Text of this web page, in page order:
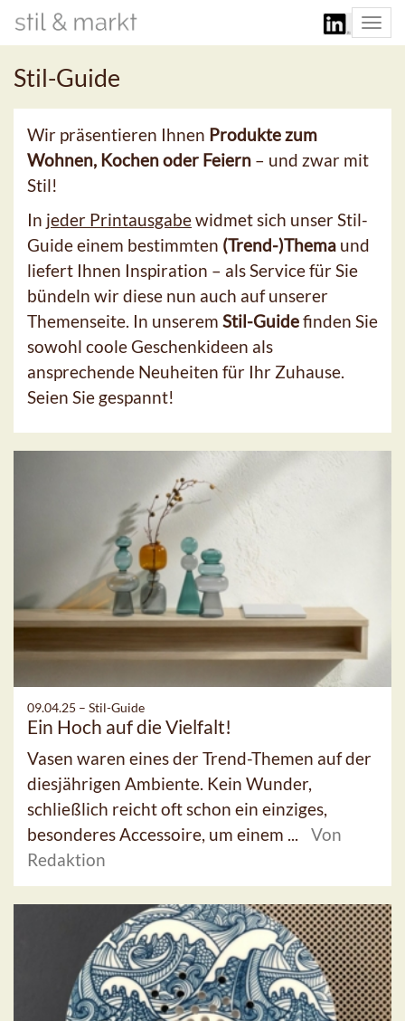
Stil-Guide
Wir präsentieren Ihnen Produkte zum
Wohnen, Kochen oder Feiern – und zwar mit
Stil!
In jeder Printausgabewidmet sich unser Stil-
Guide einem bestimmten (Trend-)Thema und
liefert Ihnen Inspiration – als Service für Sie
bündeln wir diese nun auch auf unserer
Themenseite. In unserem Stil-Guidefinden Sie
sowohl coole Geschenkideen als
ansprechende Neuheiten für Ihr Zuhause.
Seien Sie gespannt!
09.04.25 – Stil-Guide
Ein Hoch auf die Vielfalt!
Vasen waren eines der Trend-Themen auf der
diesjährigen Ambiente. Kein Wunder,
schließlich reicht oft schon ein einziges,
besonderes Accessoire, um einem ...
Von
Redaktion